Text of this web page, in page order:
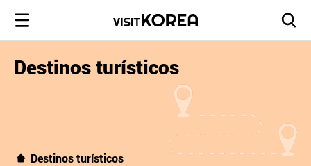
Destinos turísticos
Destinos turísticos